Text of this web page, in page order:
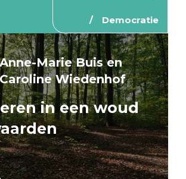
Democratie
Anne-Marie Buis en
Caroline Wiedenhof
in een woud